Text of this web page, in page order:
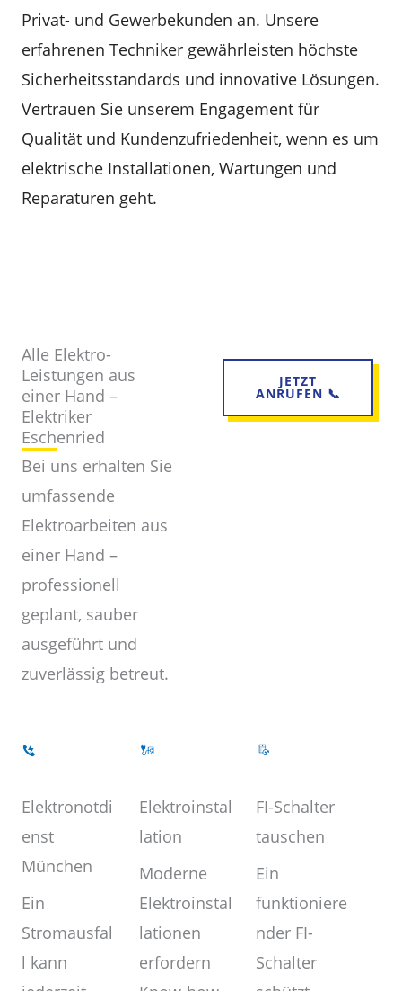
Privat- und Gewerbekunden an. Unsere
erfahrenen Techniker gewährleisten höchste
Sicherheitsstandards und innovative Lösungen.
Vertrauen Sie unserem Engagement für
Qualität und Kundenzufriedenheit, wenn es um
elektrische Installationen, Wartungen und
Reparaturen geht.
Alle Elektro-
Leistungen aus
einer Hand –
Elektriker
Eschenried
Bei uns erhalten Sie
umfassende
Elektroarbeiten aus
einer Hand –
professionell
geplant, sauber
ausgeführt und
zuverlässig betreut.
JETZT
ANRUFEN 📞
Elektronotdi
enst
München
Ein
Stromausfal
l kann
Elektroinstal
lation
Moderne
Elektroinstal
lationen
erfordern
FI-Schalter
tauschen
Ein
funktioniere
nder FI-
Schalter